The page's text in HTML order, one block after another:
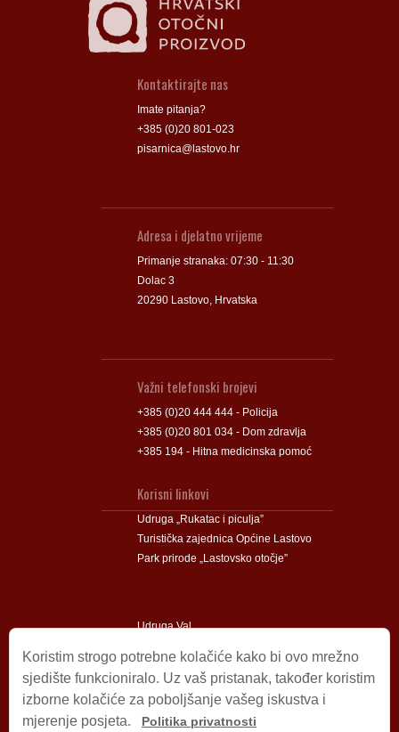
Kontaktirajte nas
Imate pitanja?
+385 (0)20 801-023
pisarnica@lastovo.hr
Adresa i djelatno vrijeme
Primanje stranaka: 07:30 - 11:30
Dolac 3
20290 Lastovo, Hrvatska
Važni telefonski brojevi
+385 (0)20 444 444 - Policija
+385 (0)20 801 034 - Dom zdravlja
+385 194 - Hitna medicinska pomoć
Korisni linkovi
Udruga „Rukatac i piculja”
Turistička zajednica Općine Lastovo
Park prirode „Lastovsko otočje”
Udruga Val
Impressum
Koristim strogo potrebne kolačiće kako bi ovo mrežno
sjedište funkcioniralo. Uz vaš pristanak, također koristim
izborne kolačiće za poboljšanje vašeg iskustva i
mjerenje posjeta.
Politika privatnosti